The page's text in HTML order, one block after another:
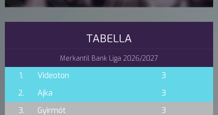
TABELLA
Merkantil Bank Liga 2026/2027
1. Videoton
3
2.
Ajka
3
3.
Gyirmót
3